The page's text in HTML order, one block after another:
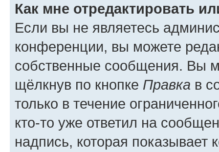
Как мне отредактировать
Если вы не являетесь
конференции, вы можете
собственные сообщения. Вы
щёлкнув по кнопке Правка в
только в течение
кто-то уже ответил на
надпись, которая показывает